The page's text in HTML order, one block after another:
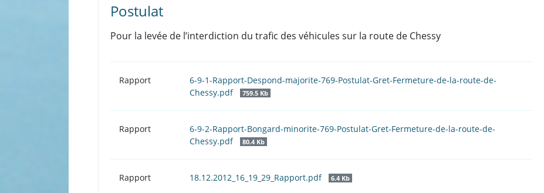
Postulat
Pour la levée de l’interdiction du trafic des véhicules sur la route de Chessy
Rapport
6-9-1-Rapport-Despond-majorite-769-Postulat-Gret-Fermeture-de-la-route-de-
Chessy.pdf
759.5 Kb
Rapport
6-9-2-Rapport-Bongard-minorite-769-Postulat-Gret-Fermeture-de-la-route-de-
Chessy.pdf
80.4 Kb
Rapport 18.12.2012_16_19_29_Rapport.pdf 6.4 Kb